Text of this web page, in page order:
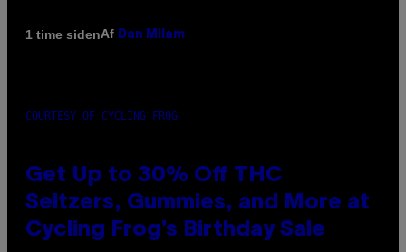
1 time sidenAf Dan Milam
COURTESY OF CYCLING FROG
Get Up to 30% Off THC
Seltzers, Gummies, and More at
Cycling Frog’s Birthday Sale